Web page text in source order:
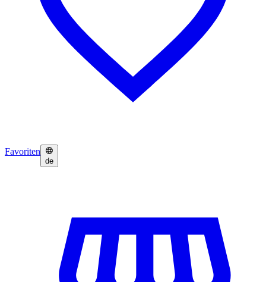
Favoriten
de